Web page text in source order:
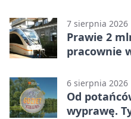
7 sierpnia 2026
Prawie 2
pracownie
6 sierpnia 2026
Od
wyprawę.